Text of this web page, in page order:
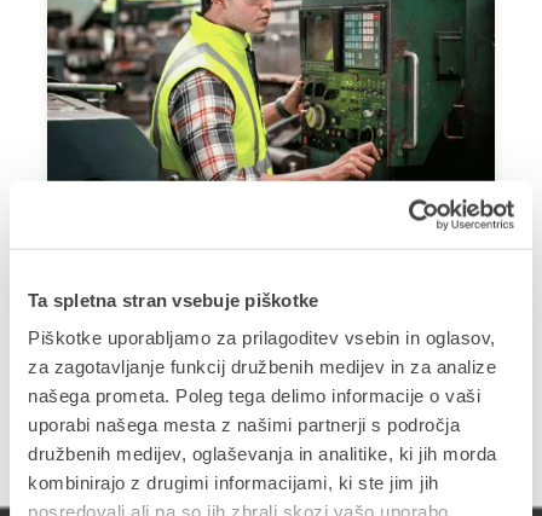
Ta spletna stran vsebuje piškotke
Piškotke uporabljamo za prilagoditev vsebin in oglasov,
za zagotavljanje funkcij družbenih medijev in za analize
našega prometa. Poleg tega delimo informacije o vaši
uporabi našega mesta z našimi partnerji s področja
družbenih medijev, oglaševanja in analitike, ki jih morda
kombinirajo z drugimi informacijami, ki ste jim jih
posredovali ali pa so jih zbrali skozi vašo uporabo
osnovnih kosovnicah WF
Osnovne kosovnice predstavljajo temelj za izračun
lastne cene izdelka. Vsaka sprememba materialov,
količin, operacij ali proizvodnih resursov lahko
neposredno vpliva na stroške proizvodnje.